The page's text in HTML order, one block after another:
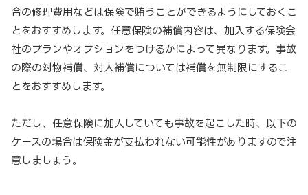
合の修理費用などは保険で賄うことができるようにしておくこ
とをおすすめします。任意保険の補償内容は、加入する保険会
社のプランやオプションをつけるかによって異なります。事故
の際の対物補償、対人補償については補償を無制限にするこ
とをおすすめします。
ただし、任意保険に加入していても事故を起こした時、以下の
ケースの場合は保険金が支払われない可能性がありますので注
意しましょう。